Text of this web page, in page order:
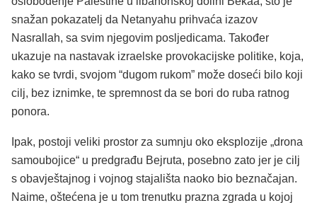
snažan pokazatelj da Netanyahu prihvaća izazov
Nasrallah, sa svim njegovim posljedicama. Također
ukazuje na nastavak izraelske provokacijske politike, koja,
kako se tvrdi, svojom “dugom rukom” može doseći bilo koji
cilj, bez iznimke, te spremnost da se bori do ruba ratnog
ponora.
Ipak, postoji veliki prostor za sumnju oko eksplozije „drona
samoubojice“ u predgrađu Bejruta, posebno zato jer je cilj
s obavještajnog i vojnog stajališta naoko bio beznačajan.
Naime, oštećena je u tom trenutku prazna zgrada u kojoj